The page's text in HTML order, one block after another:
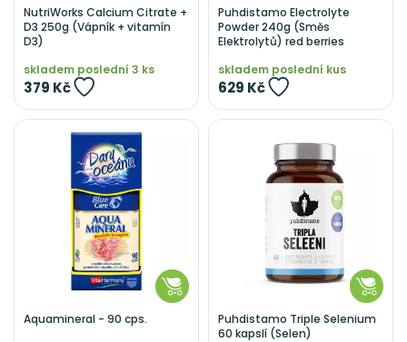
NutriWorks Calcium Citrate +
D3 250g (Vápník + vitamín
D3)
skladem poslední 3 ks
379 Kč
Puhdistamo Electrolyte
Powder 240g (Směs
Elektrolytů) red berries
skladem poslední kus
629 Kč
Aquamineral - 90 cps.
Puhdistamo Triple Selenium
60 kapslí (Selen)